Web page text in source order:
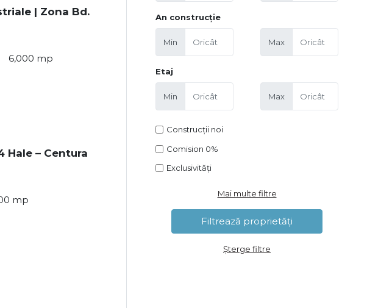
| Zona Bd.
6,000 mp
Hale – Centura
mp
An construcție
Min Max
Etaj
Min Max
Construcții noi
Comision 0%
Exclusivități
Mai multe filtre
Șterge filtre